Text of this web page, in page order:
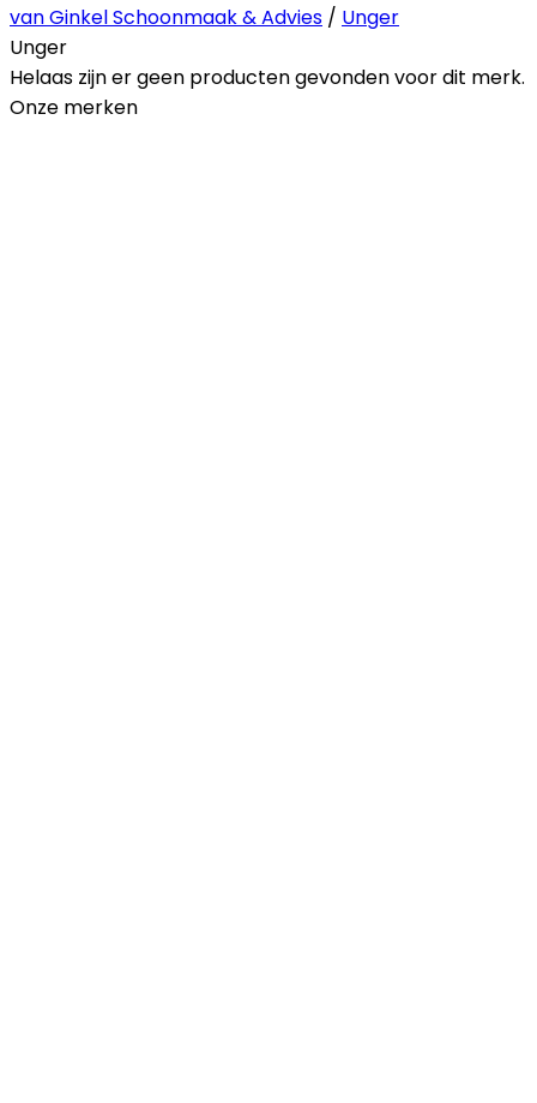
van Ginkel Schoonmaak & Advies / Unger
Unger
Helaas zijn er geen producten gevonden voor dit merk.
Onze merken